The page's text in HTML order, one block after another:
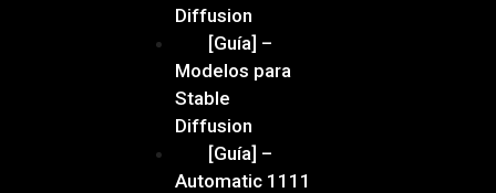
Diffusion
[Guía] –
Modelos para
Stable
Diffusion
[Guía] –
Automatic 1111